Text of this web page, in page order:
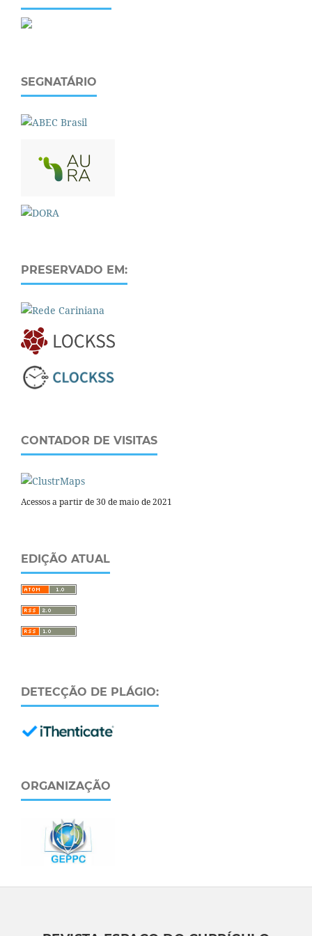
SEGNATÁRIO
PRESERVADO EM:
CONTADOR DE VISITAS
Acessos a partir de 30 de maio de 2021
EDIÇÃO ATUAL
DETECÇÃO DE PLÁGIO:
ORGANIZAÇÃO